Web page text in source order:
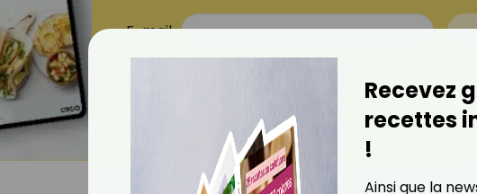
E-mail
pour mesurer et optimiser les performances des campagnes. Nous
ouvrez les courriels, l'heure à laquelle vous le faites ainsi que des
Votre adresse email sera utilisée par Digital Prisma Playerspour vous envoyer votre newsletter
personnalisées. Vous pourrez vous désinscrire en utilisant le lien de désabonnement intégré dans la
vos droits, prenez connaissance de notre
Recevez
recettes
!
Ainsi que la